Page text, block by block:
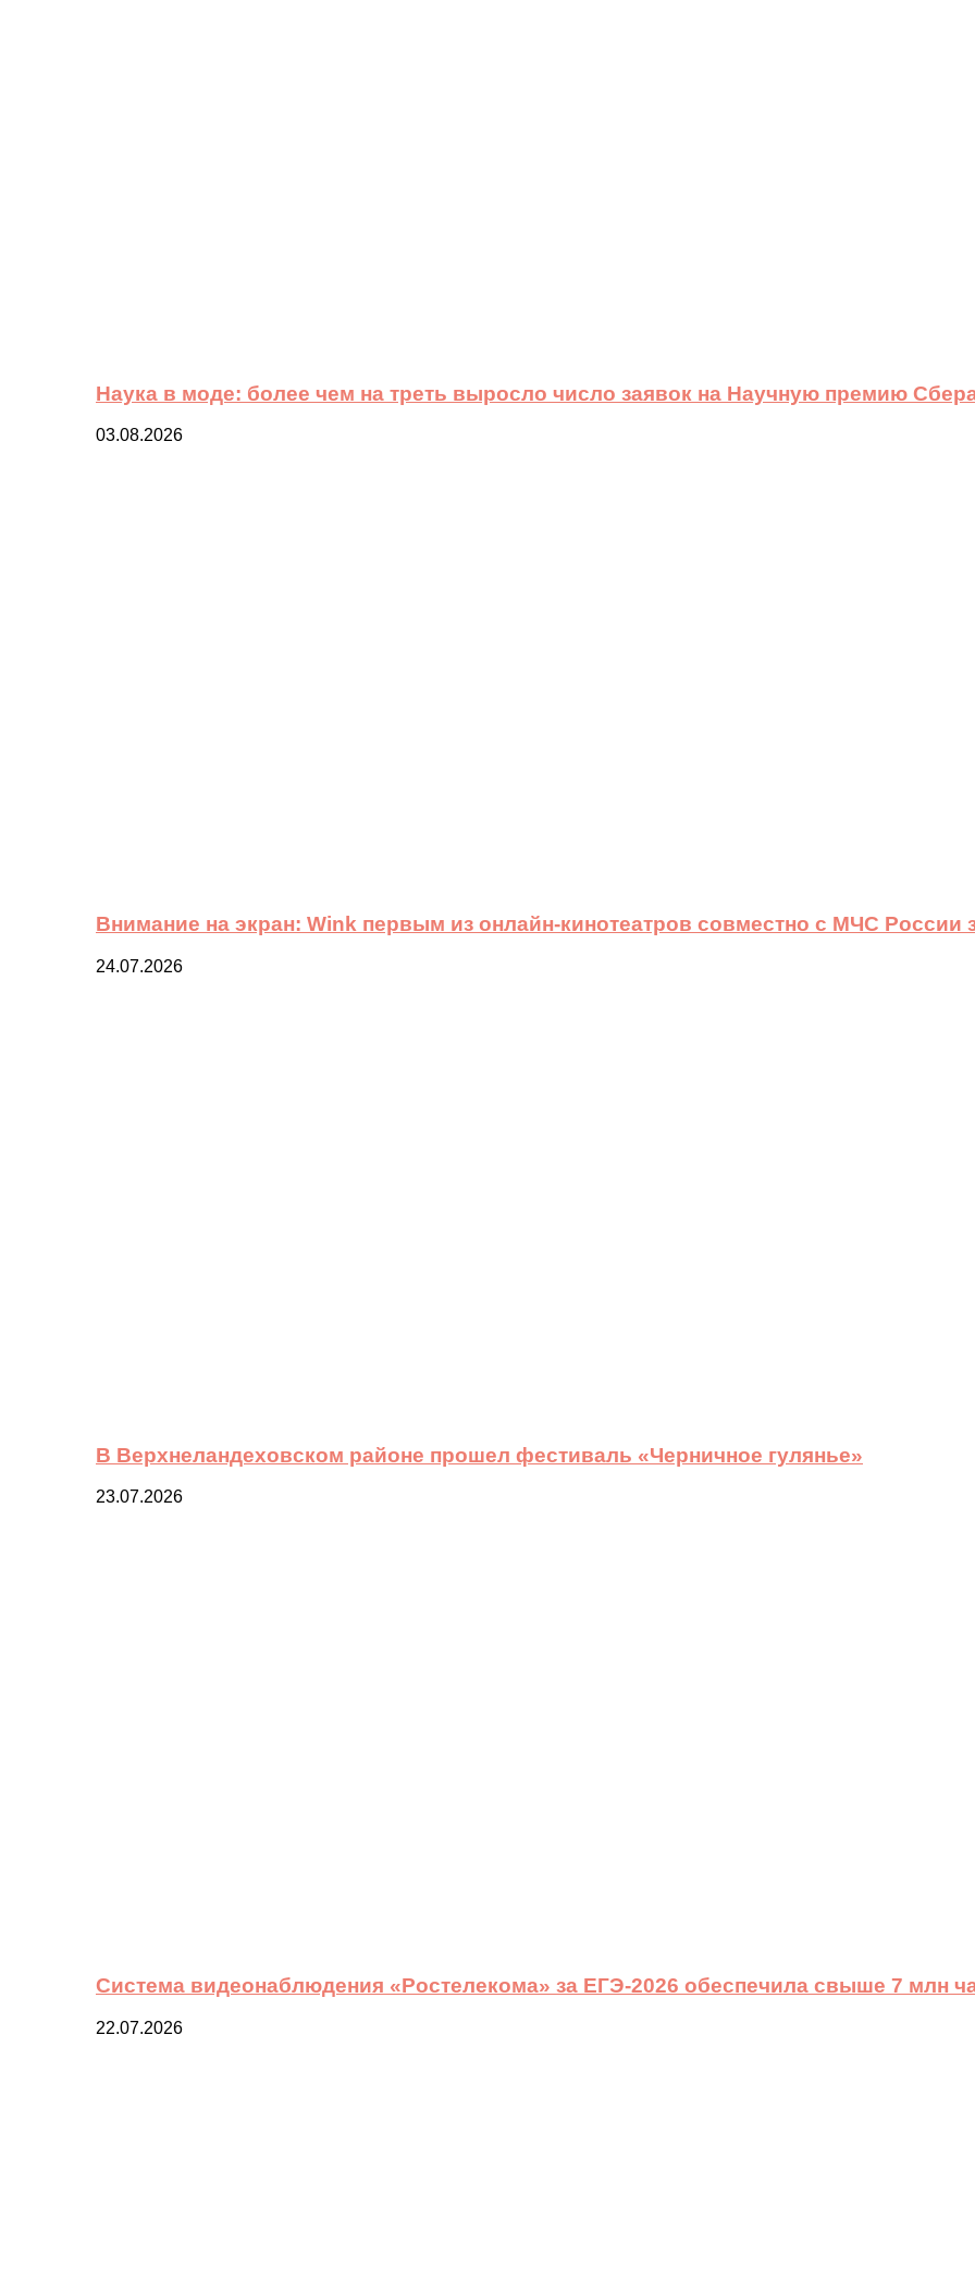
Наука в моде: более чем на треть выросло число заявок на Научную премию
03.08.2026
Внимание на экран: Wink первым из онлайн-кинотеатров совместно с МЧС России
24.07.2026
В Верхнеландеховском районе прошел фестиваль «Черничное гулянье»
23.07.2026
Система видеонаблюдения «Ростелекома» за ЕГЭ-2026 обеспечила свыше 7 млн
22.07.2026